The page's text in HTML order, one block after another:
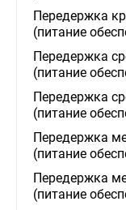
Передержка
(питание
Передержка
(питание
Передержка
(питание
Передержка
(питание
Передержка
(питание